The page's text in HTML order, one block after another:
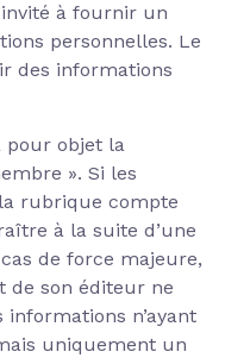
à fournir un
personnelles. Le
des informations
pour objet la
». Si les
rubrique compte
à la suite d’une
de force majeure,
de son éditeur ne
n’ayant
uniquement un